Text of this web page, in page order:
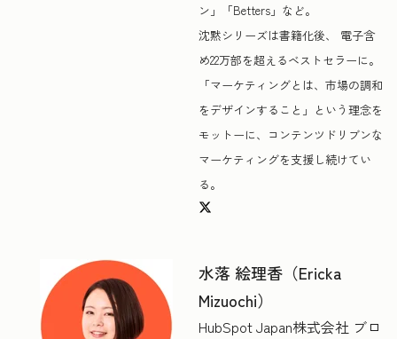
ン」「Betters」など。
沈黙シリーズは書籍化後、 電子含
め22万部を超えるベストセラーに。
「マーケティングとは、市場の調和
をデザインすること」という理念を
モットーに、コンテンツドリブンな
マーケティングを支援し続けてい
る。
水落 絵理香（Ericka
Mizuochi）
HubSpot Japan株式会社 ブロ